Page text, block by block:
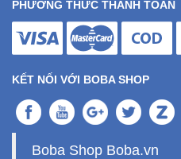
PHƯƠNG THỨC THANH TOÁN
KẾT NỐI VỚI BOBA SHOP
Boba Shop Boba.vn